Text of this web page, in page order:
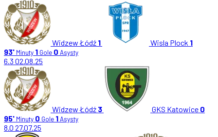
Widzew Łódź 1 Wisla Plock 1
93' Minuty 1 Gole 0 Asysty
6.3 02.08.25
Widzew Łódź 3 GKS Katowice 0
95' Minuty 0 Gole 1Asysty
8.0 27.07.25